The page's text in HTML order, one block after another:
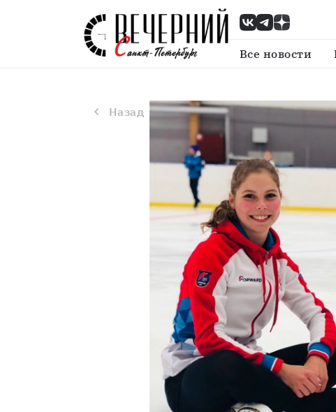
Все новости
Назад Фигуристы из Петербурга
Назад